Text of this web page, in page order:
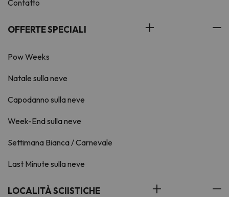
Contatto
OFFERTE SPECIALI
Pow Weeks
Natale sulla neve
Capodanno sulla neve
Week-End sulla neve
Settimana Bianca / Carnevale
Last Minute sulla neve
LOCALITÀ SCIISTICHE